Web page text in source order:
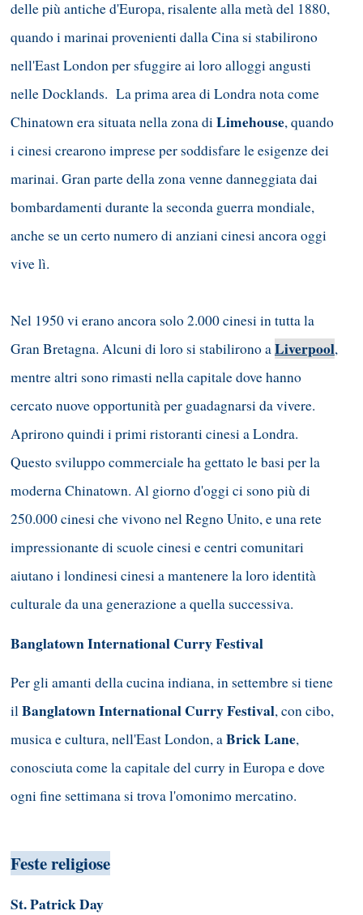
delle più antiche d'Europa, risalente alla metà del 1880,
quando i marinai provenienti dalla Cina si stabilirono
nell'East London per sfuggire ai loro alloggi angusti
nelle Docklands. La prima area di Londra nota come
Chinatown era situata nella zona diLimehouse, quando
i cinesi crearono imprese per soddisfare le esigenze dei
marinai. Gran parte della zona venne danneggiata dai
bombardamenti durante la seconda guerra mondiale,
anche se un certo numero di anziani cinesi ancora oggi
vive lì.
Nel 1950 vi erano ancora solo 2.000 cinesi in tutta la
Gran Bretagna. Alcuni di loro si stabilirono aLiverpool,
mentre altri sono rimasti nella capitale dove hanno
cercato nuove opportunità per guadagnarsi da vivere.
Aprirono quindi i primi ristoranti cinesi a Londra.
Questo sviluppo commerciale ha gettato le basi per la
moderna Chinatown. Al giorno d'oggi ci sono più di
250.000 cinesi che vivono nel Regno Unito, e una rete
impressionante di scuole cinesi e centri comunitari
aiutano i londinesi cinesi a mantenere la loro identità
culturale da una generazione a quella successiva.
Banglatown International Curry Festival
Per gli amanti della cucina indiana, in settembre si tiene
ilBanglatown International Curry Festival, con cibo,
musica e cultura, nell'East London, aBrick Lane,
conosciuta come la capitale del curry in Europa e dove
ogni fine settimana si trova l'omonimo mercatino.
Feste religiose
St. Patrick Day